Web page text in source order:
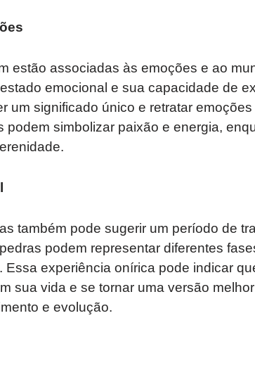
estão associadas às emoções e ao
emocional e sua capacidade de
um significado único e retratar
podem simbolizar paixão e energia,
também pode sugerir um período de
podem representar diferentes
Essa experiência onírica pode indicar
sua vida e se tornar uma versão
e evolução.